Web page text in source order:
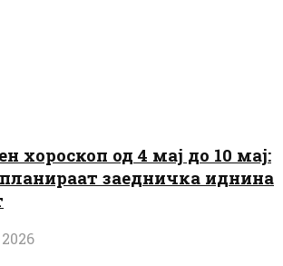
хороскоп од 4 мај до 10 мај:
заедничка иднина